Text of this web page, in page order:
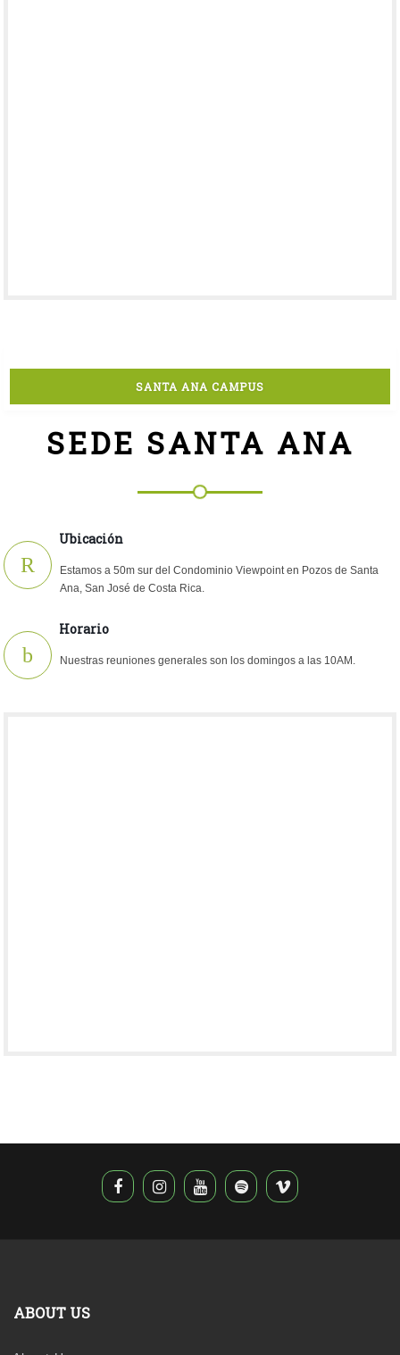
SANTA ANA CAMPUS
SEDE SANTA ANA
Ubicación
Estamos a 50m sur del Condominio Viewpoint en Pozos de Santa
Ana, San José de Costa Rica.
Horario
Nuestras reuniones generales son los domingos a las 10AM.
ABOUT US